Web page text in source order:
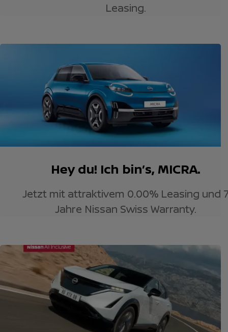
Leasing.
Hey du! Ich bin’s, MICRA.
Jetzt mit attraktivem 0.00% Leasing und
Jahre Nissan Swiss Warranty.